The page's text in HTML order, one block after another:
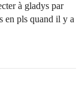
à gladys par
en pls quand il y a